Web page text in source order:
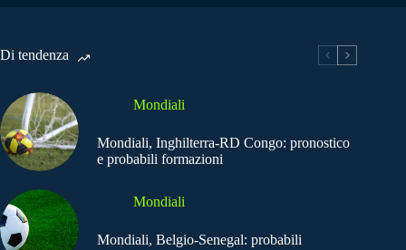
Di tendenza
Mondiali
Mondiali, Inghilterra-RD Congo: pronostico
e probabili formazioni
Mondiali
Mondiali, Belgio-Senegal: probabili